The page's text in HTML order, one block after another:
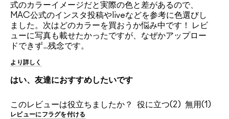
式のカラーイメージだと実際の色と差があるので、
MAC公式のインスタ投稿やliveなどを参考に色選びし
ました。次はどのカラーを買おうか悩み中です！ レビ
ューに写真も載せたかったですが、なぜかアップロー
ドできず…残念です。
より詳しく
はい、友達におすすめしたいです
このレビューは役立ちましたか？ 2 1
レビューにフラグを付ける